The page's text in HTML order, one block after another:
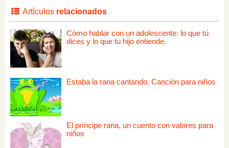
Artículos relacionados
Cómo hablar con un adolescente: lo que tú
dices y lo que tu hijo entiende.
Estaba la rana cantando. Canción para niños
El príncipe rana, un cuento con valores para
niños